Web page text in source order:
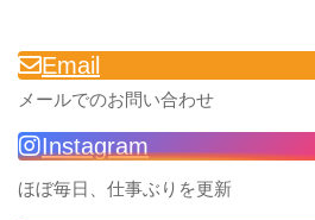
Email
メールでのお問い合わせ
Instagram
ほぼ毎日、仕事ぶりを更新